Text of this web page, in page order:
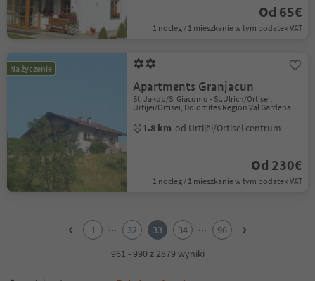
Od 65€
1 nocleg / 1 mieszkanie w tym podatek VAT
Na życzenie
Apartments Granjacun
St. Jakob/S. Giacomo - St.Ulrich/Ortisei,
Urtijëi/Ortisei, Dolomites Region Val Gardena
1.8 km od Urtijëi/Ortisei centrum
Od 230€
1 nocleg / 1 mieszkanie w tym podatek VAT
1 ... 32 33 34 ...
96
961 - 990 z 2879 wyniki